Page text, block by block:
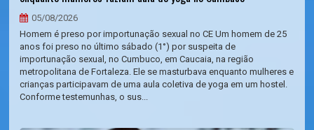
05/08/2026
Homem é preso por importunação sexual no CE Um homem de 25
anos foi preso no último sábado (1°) por suspeita de
importunação sexual, no Cumbuco, em Caucaia, na região
metropolitana de Fortaleza. Ele se masturbava enquanto mulheres e
crianças participavam de uma aula coletiva de yoga em um hostel.
Conforme testemunhas, o sus...